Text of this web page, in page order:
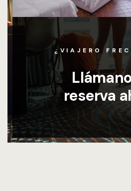
¿VIAJERO
reserva